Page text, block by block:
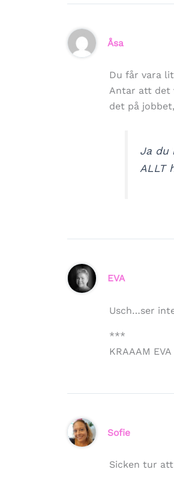
Åsa
Du får vara
Antar att det
det på
Ja du
ALLT
EVA
Usch…ser
***
KRAAAM EVA
Sofie
Sicken tur